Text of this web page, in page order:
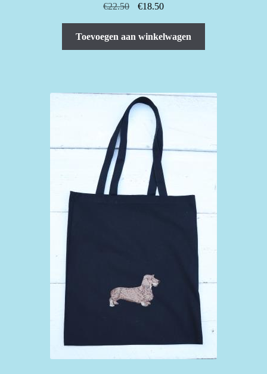
€22.50
Oorspronkelijke
was:
€22.50.
€18.50Huidige
is:
€18.50.
Toevoegen aan winkelwagen